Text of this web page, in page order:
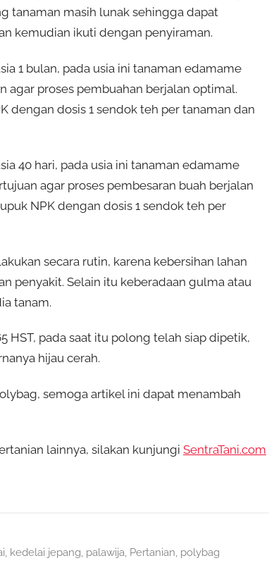
tanaman masih lunak sehingga dapat
kemudian ikuti dengan penyiraman.
1 bulan, pada usia ini tanaman edamame
agar proses pembuahan berjalan optimal.
dengan dosis 1 sendok teh per tanaman dan
40 hari, pada usia ini tanaman edamame
agar proses pembesaran buah berjalan
NPK dengan dosis 1 sendok teh per
secara rutin, karena kebersihan lahan
penyakit. Selain itu keberadaan gulma atau
tanam.
HST, pada saat itu polong telah siap dipetik,
hijau cerah.
semoga artikel ini dapat menambah
lainnya, silakan kunjungi SentraTani.com
, kedelai jepang, palawija, Pertanian, polybag